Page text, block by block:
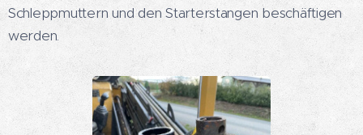
Schleppmuttern und den Starterstangen beschäftigen
werden.